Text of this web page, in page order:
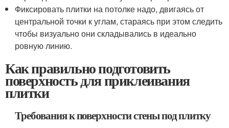
Фиксировать плитки на потолке надо, двигаясь от
центральной точки к углам, стараясь при этом следить
чтобы визуально они складывались в идеально
ровную линию.
Как правильно подготовить
поверхность для приклеивания
плитки
Требования к поверхности стены под плитку